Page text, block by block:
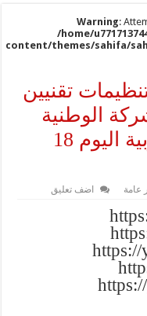
Warning:
/home/
content/themes/sahifa/
تقنيين
الوطنية
للاذاعة و التلفزة المغربية اليوم 18
عامة اضف تعليق